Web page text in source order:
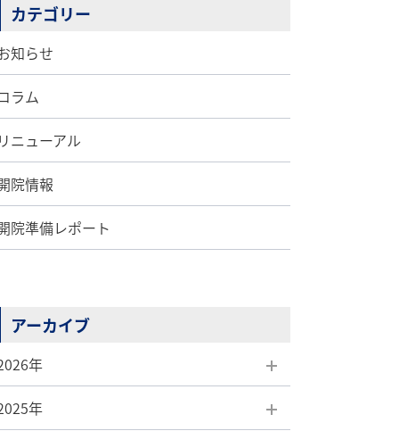
カテゴリー
知らせ
ラム
リニューアル
院情報
院準備レポート
アーカイブ
年
8月(1)
年